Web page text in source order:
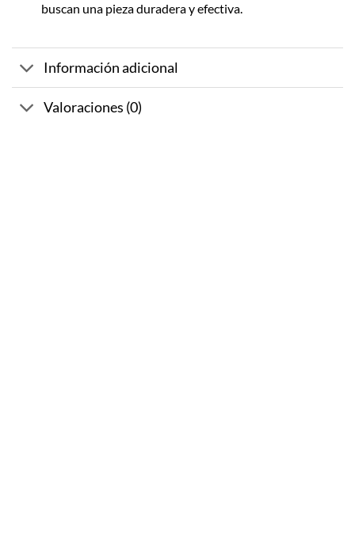
buscan una pieza duradera y efectiva.
Información adicional
Valoraciones (0)